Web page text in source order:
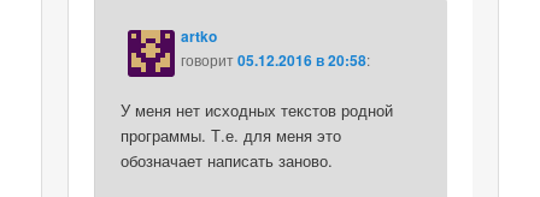
artko
говорит 05.12.2016 в 20:58:
У меня нет исходных текстов родной
программы. Т.е. для меня это
обозначает написать заново.